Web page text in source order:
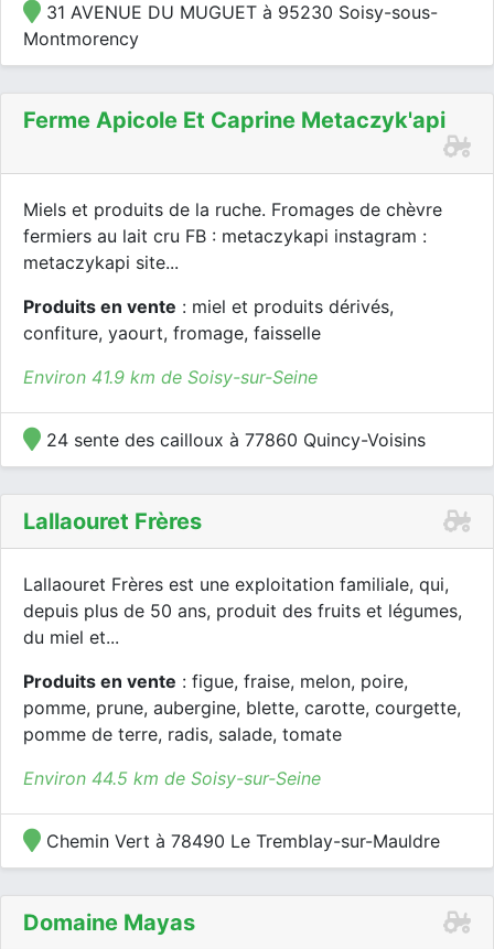
31 AVENUE DU MUGUET à 95230 Soisy-sous-
Montmorency
Ferme Apicole Et Caprine Metaczyk'api
Miels et produits de la ruche. Fromages de chèvre
fermiers au lait cru FB : metaczykapi instagram :
metaczykapi site...
Produits en vente : miel et produits dérivés,
confiture, yaourt, fromage, faisselle
Environ 41.9 km de Soisy-sur-Seine
24 sente des cailloux à 77860 Quincy-Voisins
Lallaouret Frères
Lallaouret Frères est une exploitation familiale, qui,
depuis plus de 50 ans, produit des fruits et légumes,
du miel et...
Produits en vente : figue, fraise, melon, poire,
pomme, prune, aubergine, blette, carotte, courgette,
pomme de terre, radis, salade, tomate
Environ 44.5 km de Soisy-sur-Seine
Chemin Vert à 78490 Le Tremblay-sur-Mauldre
Domaine Mayas